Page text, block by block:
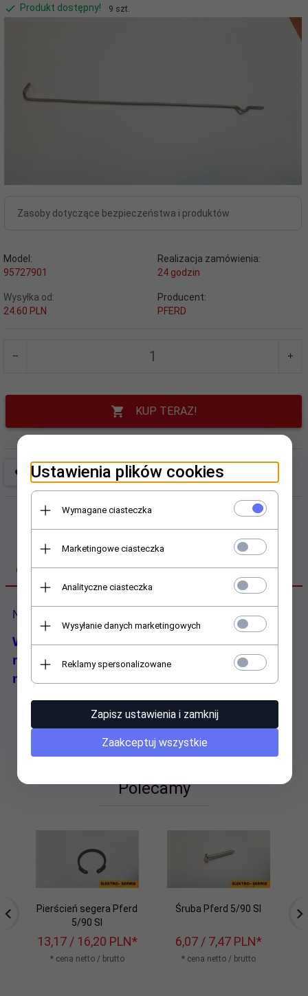
Produkt dostępny! 9 szt.
Zasoby dotyczące bezpieczeństwa i produktów
Model:
95727901
Realizacja zamówienia:
24 godzin
Wysyłka od:
24.60 PLN
Producent:
PFERD
KUP TERAZ!
OPIS PRODUKTU
Napęd wyłącznika do Szlifierki prostej Pferd 5/90 SI
W przypadku wysprzedania zapasu
magazynowego termin realizacji może
nieznacznie wydłużyć się.
Polecamy
Pierścień segera Pferd
5/90 SI
13,17 / 16,20 PLN*
* cena netto / brutto
Śruba Pferd 5/90 SI
6,07 / 7,47 PLN*
* cena netto / brutto
Ustawienia plików cookies
Wymagane ciasteczka
Marketingowe ciasteczka
Analityczne ciasteczka
Wysyłanie danych marketingowych
Reklamy spersonalizowane
Zapisz ustawienia i zamknij
Zaakceptuj wszystkie